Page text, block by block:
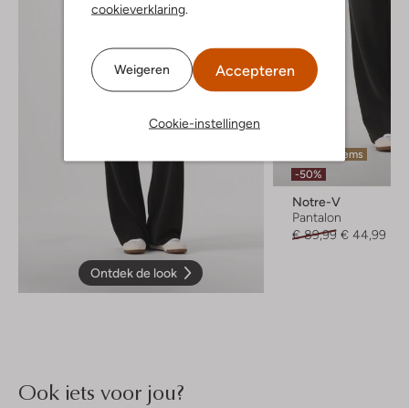
cookieverklaring
Weigeren Accepteren
Cookie-instellingen
Ontdek de look
Laatste items
-50%
Notre-V
Pantalon
€ 89,99 € 44,99
Ook iets voor jou?